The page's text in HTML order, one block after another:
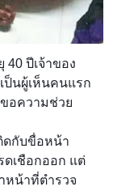
ปีเจ้าของ
ป็นผู้เห็นคนแรก
ขอความช่วย
ดกับขื่อหน้า
ดเชือกออก แต่
หน้าที่ตำรวจ